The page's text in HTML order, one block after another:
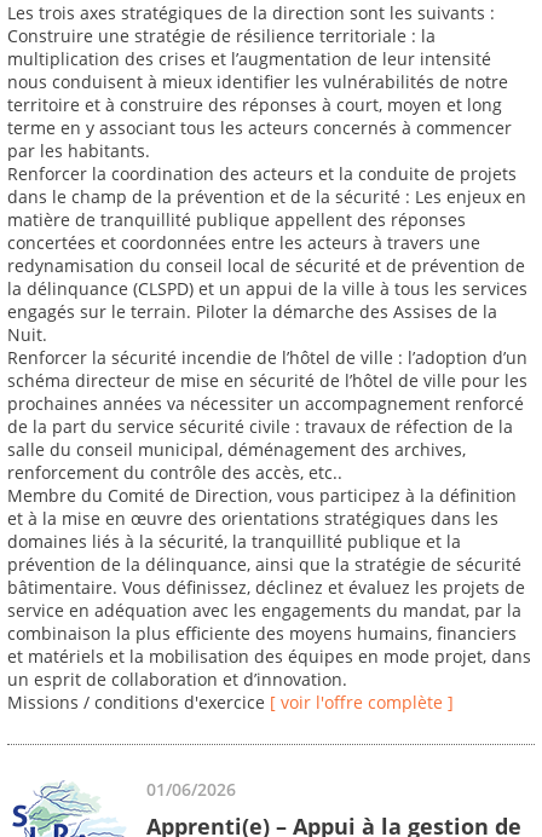
Les trois axes stratégiques de la direction sont les suivants :
Construire une stratégie de résilience territoriale : la
multiplication des crises et l’augmentation de leur intensité
nous conduisent à mieux identifier les vulnérabilités de notre
territoire et à construire des réponses à court, moyen et long
terme en y associant tous les acteurs concernés à commencer
par les habitants.
Renforcer la coordination des acteurs et la conduite de projets
dans le champ de la prévention et de la sécurité : Les enjeux en
matière de tranquillité publique appellent des réponses
concertées et coordonnées entre les acteurs à travers une
redynamisation du conseil local de sécurité et de prévention de
la délinquance (CLSPD) et un appui de la ville à tous les services
engagés sur le terrain. Piloter la démarche des Assises de la
Nuit.
Renforcer la sécurité incendie de l’hôtel de ville : l’adoption d’un
schéma directeur de mise en sécurité de l’hôtel de ville pour les
prochaines années va nécessiter un accompagnement renforcé
de la part du service sécurité civile : travaux de réfection de la
salle du conseil municipal, déménagement des archives,
renforcement du contrôle des accès, etc..
Membre du Comité de Direction, vous participez à la définition
et à la mise en œuvre des orientations stratégiques dans les
domaines liés à la sécurité, la tranquillité publique et la
prévention de la délinquance, ainsi que la stratégie de sécurité
bâtimentaire. Vous définissez, déclinez et évaluez les projets de
service en adéquation avec les engagements du mandat, par la
combinaison la plus efficiente des moyens humains, financiers
et matériels et la mobilisation des équipes en mode projet, dans
un esprit de collaboration et d’innovation.
Missions / conditions d'exercice [ voir l'offre complète ]
01/06/2026
Apprenti(e) – Appui à la gestion de